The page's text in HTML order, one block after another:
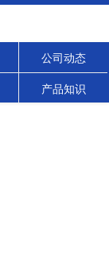
公司动态
产品知识